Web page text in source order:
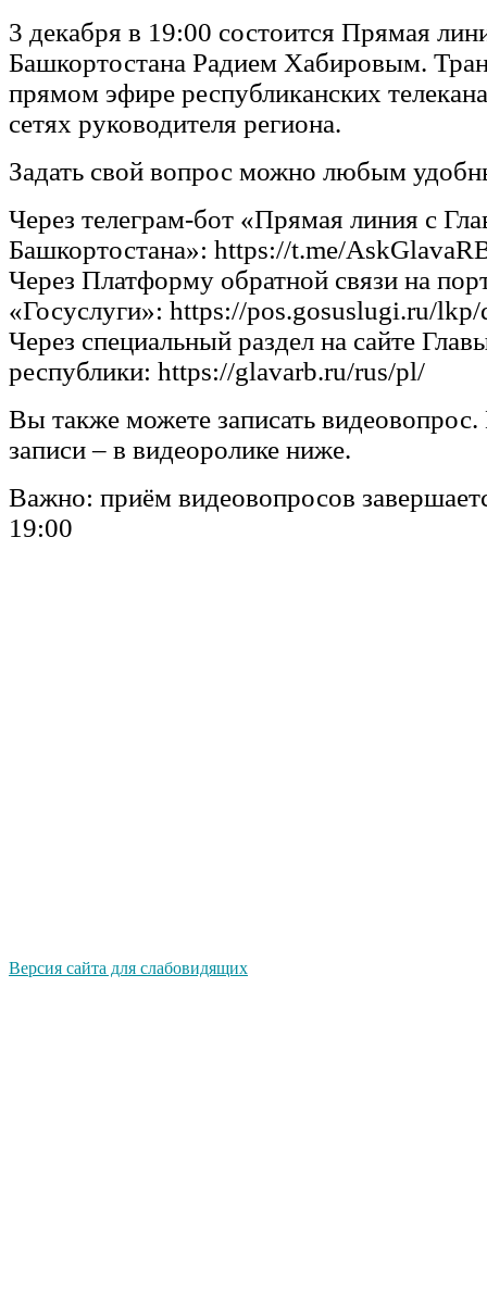
3 декабря в 19:00 состоится Прямая
Башкортостана Радием Хабировым.
прямом эфире республиканских
сетях руководителя региона.
Задать свой вопрос можно любым
Через телеграм-бот «Прямая линия с
Башкортостана»: https://t.me/
Через Платформу обратной связи на
«Госуслуги»: https://pos.gosuslugi.ru/
Через специальный раздел на сайте
республики: https://glavarb.ru/rus/pl/
Вы также можете записать
записи – в видеоролике ниже.
Важно: приём видеовопросов
19:00
Версия сайта для слабовидящих